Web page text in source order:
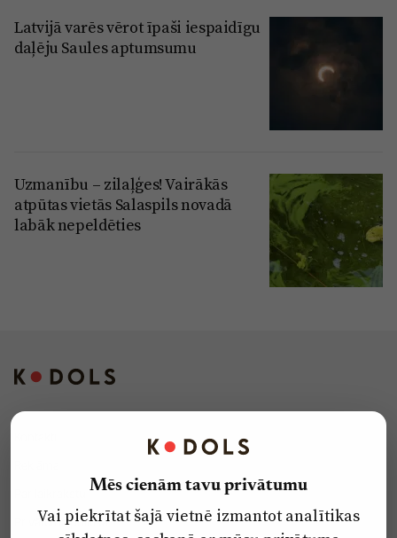
Latvijā varēs vērot īpaši iespaidīgu
daļēju Saules aptumsumu
Uzmanību – zilaļģes! Vairākās
atpūtas vietās Salaspils novadā
labāk nepeldēties
Privātuma politika
Mēs cienām tavu privātumu
Vai piekrītat šajā vietnē izmantot analītikas